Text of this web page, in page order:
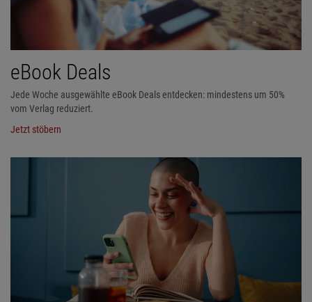
eBook Deals
Jede Woche ausgewählte eBook Deals entdecken: mindestens um 50%
vom Verlag reduziert.
Jetzt stöbern